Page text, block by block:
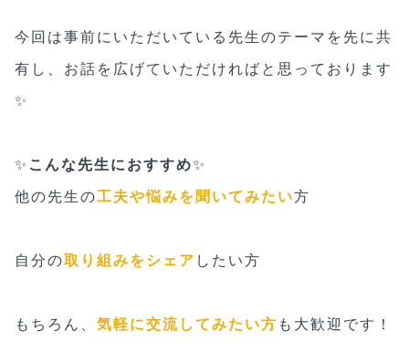
今回は事前にいただいている先生のテーマを先に共
有し、お話を広げていただければと思っております
✨
✨ こんな先生におすすめ✨
他の先生の工夫や悩みを聞いてみたい方
自分の取り組みをシェア したい方
もちろん、 気軽に交流してみたい方 も大歓迎です！